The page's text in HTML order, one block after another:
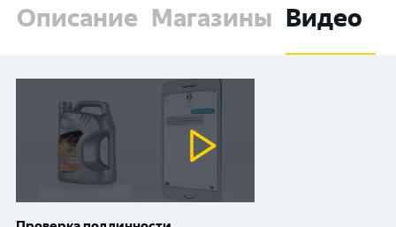
Описание Магазины Видео